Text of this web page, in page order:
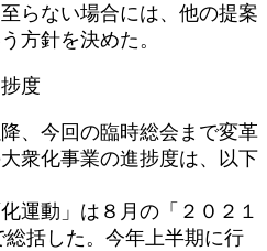
らない場合には、他の提案
方針を決めた。
度
、今回の臨時総会まで変革
衆化事業の進捗度は、以下
運動」は８月の「２０２１
括した。今年上半期に行